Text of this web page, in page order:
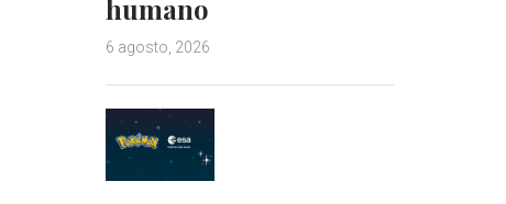
humano
6 agosto, 2026